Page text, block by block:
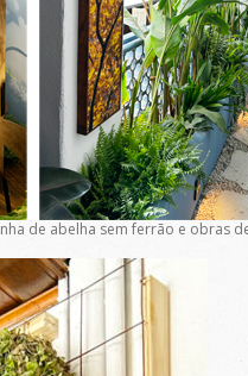
de abelha sem ferrão e obras